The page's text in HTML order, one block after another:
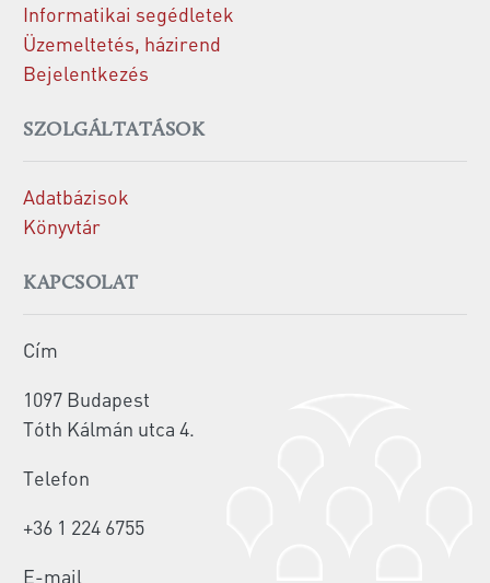
Informatikai segédletek
Üzemeltetés, házirend
Bejelentkezés
SZOLGÁLTATÁSOK
Adatbázisok
Könyvtár
KAPCSOLAT
Cím
1097 Budapest
Tóth Kálmán utca 4.
Telefon
+36 1 224 6755
E-mail